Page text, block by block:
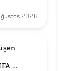
2026